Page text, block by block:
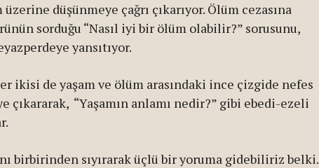
düşünmeye çağrı çıkarıyor. Ölüm cezasına
sorduğu “Nasıl iyi bir ölüm olabilir?” sorusunu,
yansıtıyor.
ikisi de yaşam ve ölüm arasındaki ince çizgide nefes
çıkararak, “Yaşamın anlamı nedir?” gibi ebedi-ezeli
birbirinden sıyırarak üçlü bir yoruma gidebiliriz belki.